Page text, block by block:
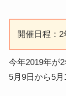
開催日程：
今年2019年が
5月9日から5月